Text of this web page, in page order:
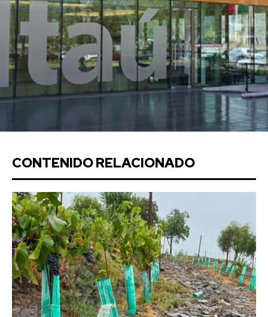
CONTENIDO RELACIONADO